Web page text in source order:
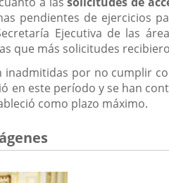
pendientes de ejercicios
Ejecutiva de las
que más solicitudes
inadmitidas por no cumplir
en este período y se han
como plazo máximo.